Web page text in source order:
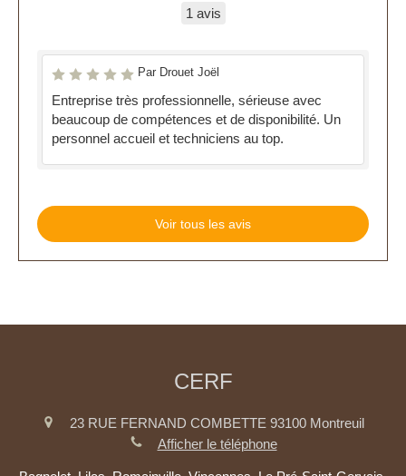
1 avis
Par Drouet Joël
Entreprise très professionnelle, sérieuse avec
beaucoup de compétences et de disponibilité. Un
personnel accueil et techniciens au top.
Voir tous les avis
CERF
23 RUE FERNAND COMBETTE 93100 Montreuil
Afficher le téléphone